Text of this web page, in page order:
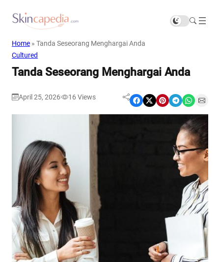
Home » Tanda Seseorang Menghargai Anda
Cultured
Tanda Seseorang Menghargai Anda
April 25, 2026 16 Views Share on Facebook Share on X Share on Pinterest Share on Telegram Share on WhatsApp Share on Email